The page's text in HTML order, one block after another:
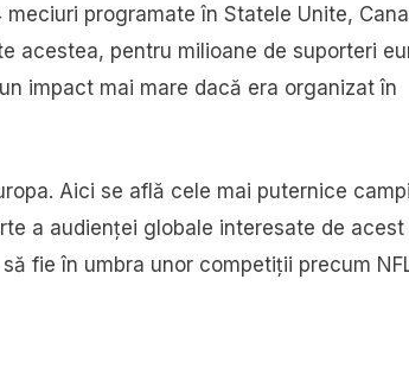
programate în Statele Unite,
acestea, pentru milioane de suporteri
impact mai mare dacă era organizat în
Aici se află cele mai puternice
a audienței globale interesate de acest
fie în umbra unor competiții precum